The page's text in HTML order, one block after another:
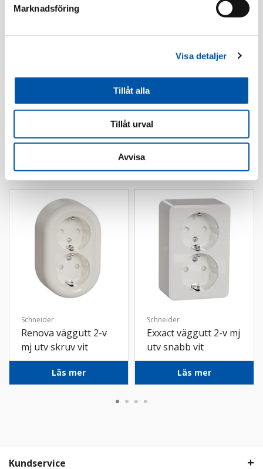
Marknadsföring
Visa detaljer
Tillåt alla
Tillåt urval
Avvisa
Elko Elko
skruv sv
Vägguttag
Schneider
Renova väggutt 2-v
mj utv skruv vit
Läs mer
Schneider
Exxact väggutt 2-v mj
utv snabb vit
Läs mer
Kundservice